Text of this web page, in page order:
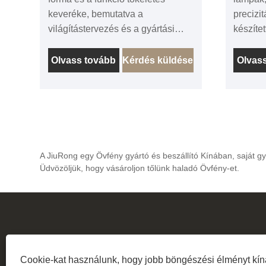
keveréke, bemutatva a
világítástervezés és a gyártási
gyártóként és beszállítóként
büszkén mutatjuk be ezeket a
Olvass tovább Kérdés küldése
és
A JiuRong egy Övfény gyártó és beszállító Kínában, saját
Üdvözöljük, hogy vásároljon tőlünk haladó Övfény-et.
Cookie-kat használunk, hogy jobb böngészési élményt